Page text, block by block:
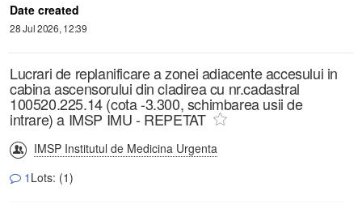
Date created
28 Jul 2026, 12:39
Lucrari de replanificare a zonei adiacente accesului in
cabina ascensorului din cladirea cu nr.cadastral
100520.225.14 (cota -3.300, schimbarea usii de
intrare) a IMSP IMU - REPETAT
IMSP Institutul de Medicina Urgenta
1 Lots: (1)